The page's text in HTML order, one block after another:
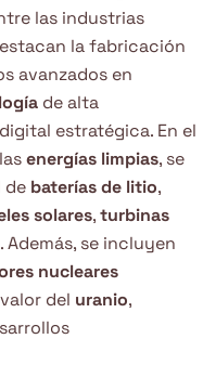
las industrias
la fabricación
avanzados en
de alta
estratégica. En el
energías limpias, se
de baterías de litio,
solares,turbinas
. Además, se incluyen
nucleares
del uranio,